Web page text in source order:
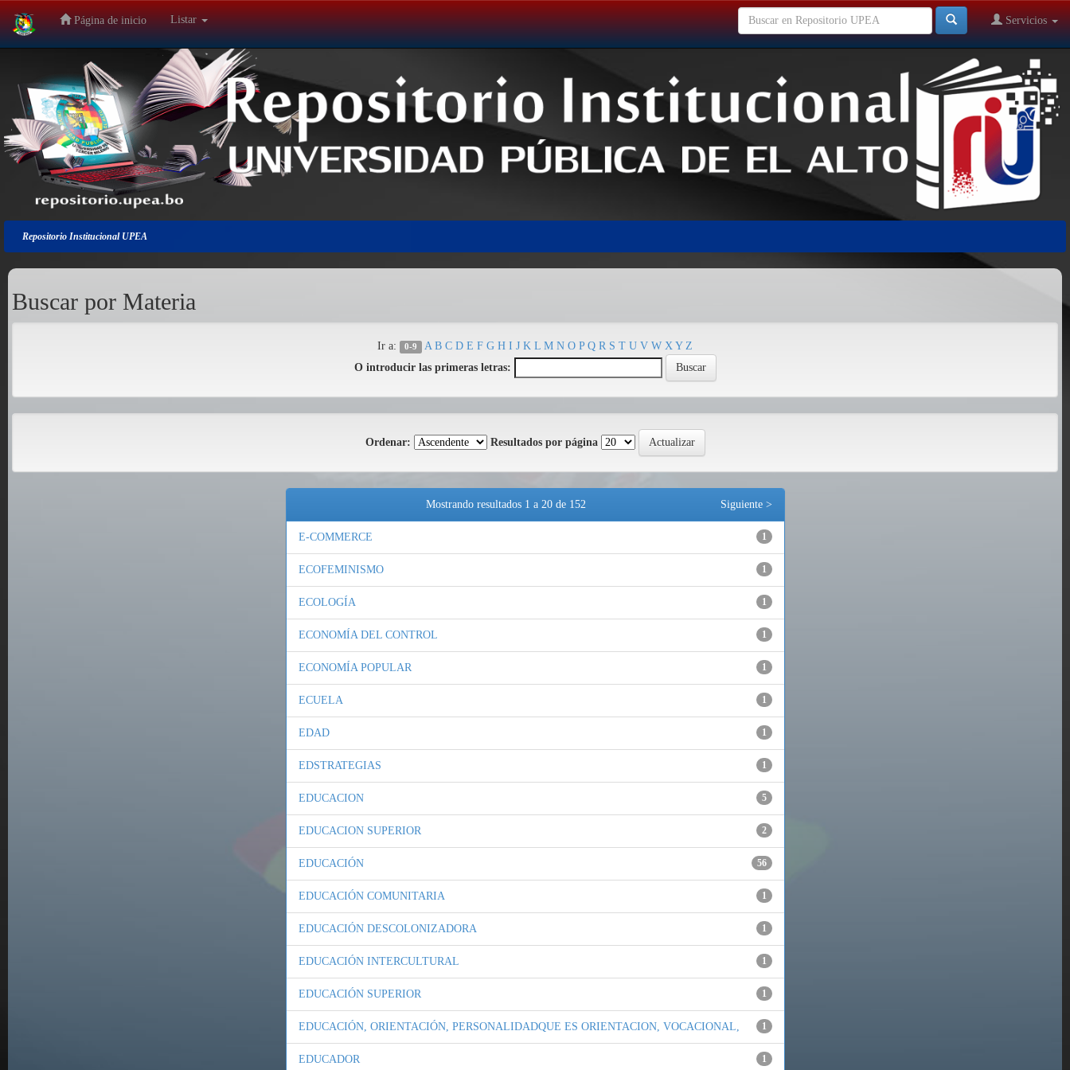
Salir
navegación
Página de inicio Listar Servicios
Repositorio Institucional UPEA
Buscar por Materia
Ir a: 0-9 A B C D E F G H I J K L M N O P Q R S T U V W X Y Z
O introducir las primeras letras:
Ordenar: Resultados por página
Mostrando resultados 1 a 20 de 152 Siguiente >
E-COMMERCE 1
ECOFEMINISMO 1
ECOLOGÍA 1
ECONOMÍA DEL CONTROL 1
ECONOMÍA POPULAR 1
ECUELA 1
EDAD 1
EDSTRATEGIAS 1
EDUCACION 5
EDUCACION SUPERIOR 2
EDUCACIÓN 56
EDUCACIÓN COMUNITARIA 1
EDUCACIÓN DESCOLONIZADORA 1
EDUCACIÓN INTERCULTURAL 1
EDUCACIÓN SUPERIOR 1
EDUCACIÓN, ORIENTACIÓN, PERSONALIDADQUE ES ORIENTACION, VOCACIONAL, 1
EDUCADOR 1